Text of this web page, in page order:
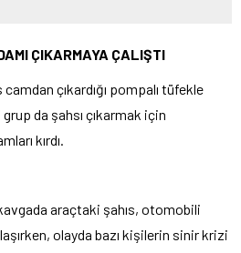
ÇIKARMAYA ÇALIŞTI
çıkardığı pompalı tüfekle
da şahsı çıkarmak için
kırdı.
araçtaki şahıs, otomobili
olayda bazı kişilerin sinir krizi